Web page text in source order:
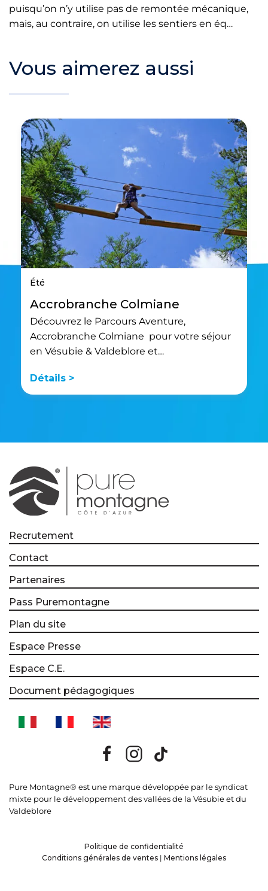
puisqu’on n’y utilise pas de remontée mécanique,
mais, au contraire, on utilise les sentiers en éq…
Vous aimerez aussi
Été
Accrobranche Colmiane
Découvrez le Parcours Aventure,
Accrobranche Colmiane pour votre séjour
en Vésubie & Valdeblore et…
Détails >
Recrutement
Contact
Partenaires
Pass Puremontagne
Plan du site
Espace Presse
Espace C.E.
Document pédagogiques
Pure Montagne® est une marque développée par le syndicat
mixte pour le développement des vallées de la Vésubie et du
Valdeblore
Politique de confidentialité
Conditions générales de ventes | Mentions légales